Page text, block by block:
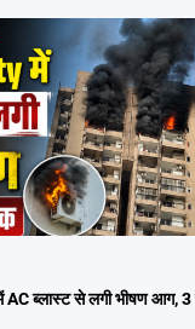
AC ब्लास्ट से लगी भीषण आग,